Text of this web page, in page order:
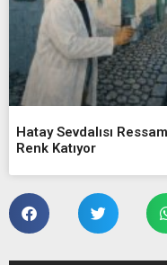
Hatay Sevdalısı
Renk Katıyor